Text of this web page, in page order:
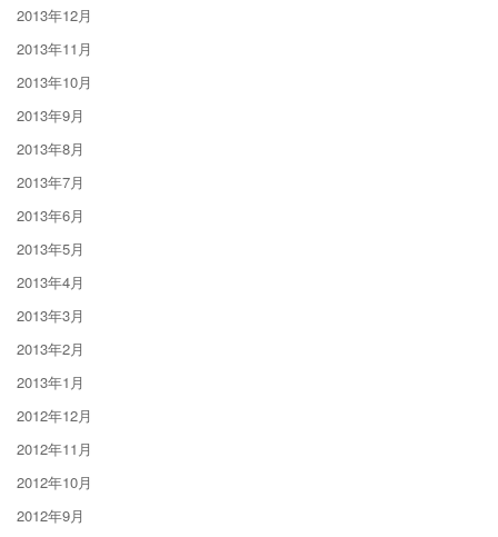
2013年12月
2013年11月
2013年10月
2013年9月
2013年8月
2013年7月
2013年6月
2013年5月
2013年4月
2013年3月
2013年2月
2013年1月
2012年12月
2012年11月
2012年10月
2012年9月